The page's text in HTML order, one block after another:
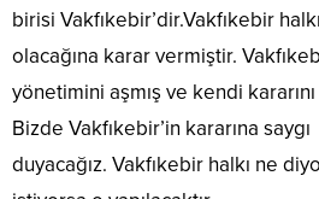
birisi Vakfıkebir’dir.Vakfıkebir
olacağına karar vermiştir.
yönetimini aşmış ve kendi
Bizde Vakfıkebir’in kararına saygı
duyacağız. Vakfıkebir halkı ne